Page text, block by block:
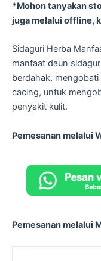
*Mohon tanyakan
juga melalui offline,
Sidaguri Herba
manfaat daun
berdahak,
cacing, untuk
penyakit kulit.
Pemesanan melalui
Pemesanan melalui